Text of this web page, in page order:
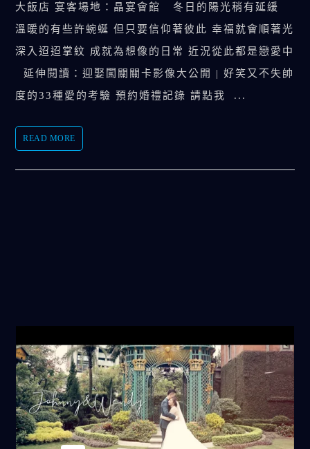
大飯店 宴客場地：晶宴會館 冬日的陽光稍有延緩
溫暖的有些許蜿蜒 但只要信仰著彼此 幸福就會順著光
深入迢迢掌紋 成就為想像的日常 近況從此都是戀愛中
延伸閱讀：迎娶闖關關卡影像大公開 | 好笑又不失帥
度的33種愛的考驗 預約婚禮記錄 請點我 ...
READ MORE